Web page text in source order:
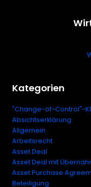
Kategorien
"Change-of-Control"-
Absichtserklärung
Allgemein
Arbeitsrecht
Asset Deal
Asset Deal mit
Asset Purchase
Beteiligung